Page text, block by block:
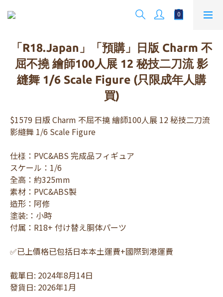
「R18.Japan」「預購」日版 Charm 不
屈不撓 繪師100人展 12 秘技二刀流 影
縫舞 1/6 Scale Figure (只限成年人購
買)
$1579 日版 Charm 不屈不撓 繪師100人展 12 秘技二刀流
影縫舞 1/6 Scale Figure
仕様：PVC&ABS 完成品フィギュア
スケール：1/6
全高：約325mm
素材：PVC&ABS製
造形：阿修
塗装:：小時
付属：R18+ 付け替え胴体パーツ
✅已上價格已包括日本本土運費+國際到港運費
截單日: 2024年8月14日
發貨日: 2026年1月